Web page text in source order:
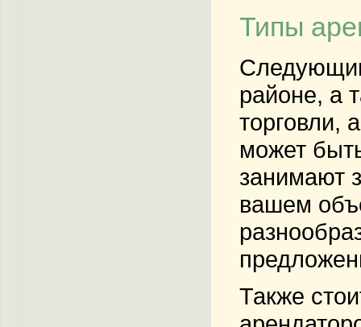
Типы
районе, а
торговли,
может
занимают
вашем
Также